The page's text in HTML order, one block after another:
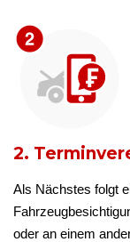
2.
Als Nächstes folgt
oder an einem